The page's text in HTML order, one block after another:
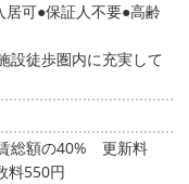
居可 保証人不要 高齢
設徒歩圏内に充実して
総額の40% 更新料
料550円